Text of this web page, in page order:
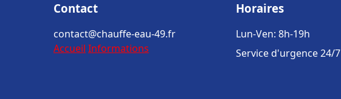
Contact
contact@chauffe-eau-49.fr
Accueil Informations
Horaires
Lun-Ven: 8h-19h
Service d'urgence 24/7